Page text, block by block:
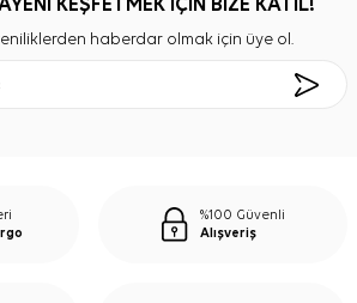
KEŞFETMEK İÇİN BİZE KATIL!
haberdar olmak için üye ol.
%100 Güvenli
Alışveriş